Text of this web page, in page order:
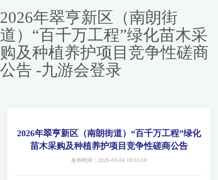
2026年翠亨新区（南朗街
道）“百千万工程”绿化苗木采
购及种植养护项目竞争性磋商
公告 -九游会登录
2026年翠亨新区（南朗街道）“百千万工程”绿化
苗木采购及种植养护项目竞争性磋商公告
发布时间：2026-03-04 10:03:10